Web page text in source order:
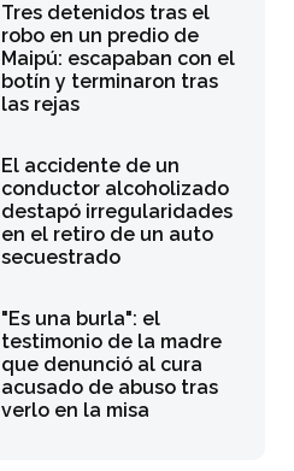
Tres detenidos tras el
robo en un predio de
Maipú: escapaban con el
botín y terminaron tras
las rejas
El accidente de un
conductor alcoholizado
destapó irregularidades
en el retiro de un auto
secuestrado
"Es una burla": el
testimonio de la madre
que denunció al cura
acusado de abuso tras
verlo en la misa